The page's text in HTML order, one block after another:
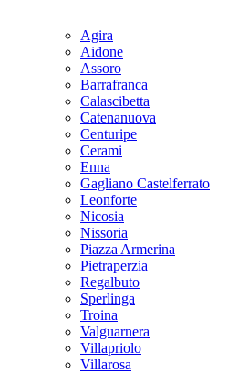
Agira
Aidone
Assoro
Barrafranca
Calascibetta
Catenanuova
Centuripe
Cerami
Enna
Gagliano Castelferrato
Leonforte
Nicosia
Nissoria
Piazza Armerina
Pietraperzia
Regalbuto
Sperlinga
Troina
Valguarnera
Villapriolo
Villarosa